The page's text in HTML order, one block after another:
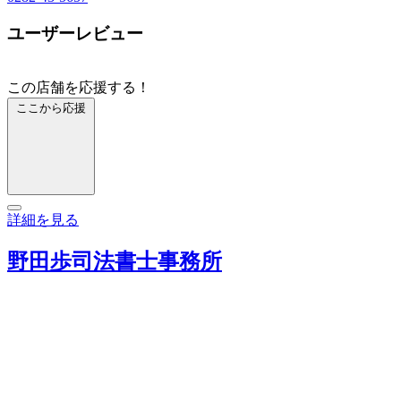
ユーザーレビュー
この店舗を応援する！
ここから応援
詳細を見る
野田歩司法書士事務所